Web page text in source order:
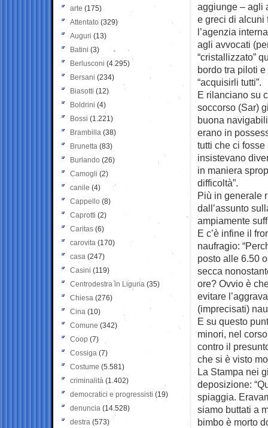
aggiunge – agli
e greci di alcuni
l’agenzia
agli avvocati
“cristallizzato”
bordo tra piloti
“acquisirli tutti”.
E rilanciano su
soccorso (Sar)
buona
erano in
tutti che ci
insistevano
in maniera
difficoltà”.
Più in generale
dall’assunto
ampiamente
E c’è infine il
naufragio:
posto alle 6.50
secca
ore? Ovvio è
evitare
(imprecisati)
E su questo
minori, nel
contro il
che si è visto
La Stampa nei
deposizione:
spiaggia.
siamo buttati a
bimbo è morto
arte (175)
Attentato (329)
Auguri (13)
Batini (3)
Berlusconi (4.295)
Bersani (234)
Biasotti (12)
Boldrini (4)
Bossi (1.221)
Brambilla (38)
Brunetta (83)
Burlando (26)
Camogli (2)
canile (4)
Cappello (8)
Caprotti (2)
Caritas (6)
carovita (170)
casa (247)
Casini (119)
Centrodestra in Liguria (35)
Chiesa (276)
Cina (10)
Comune (342)
Coop (7)
Cossiga (7)
Costume (5.581)
criminalità (1.402)
democratici e progressisti (19)
denuncia (14.528)
destra (573)